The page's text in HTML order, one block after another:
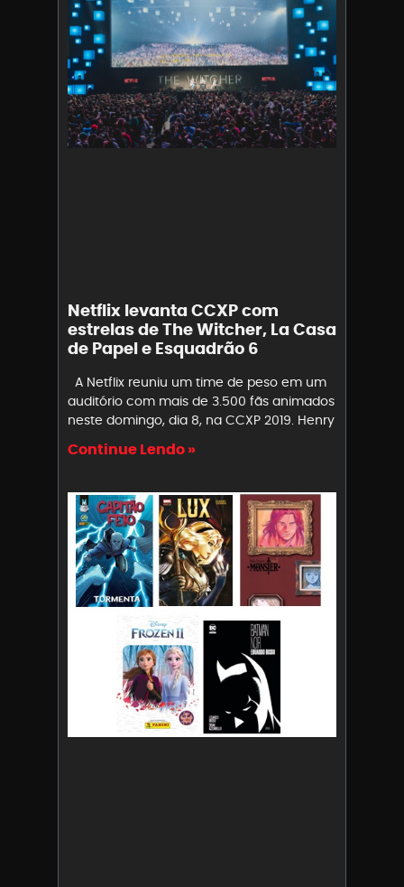
Netflix levanta CCXP com
estrelas de The Witcher, La Casa
de Papel e Esquadrão 6
A Netflix reuniu um time de peso em um
auditório com mais de 3.500 fãs animados
neste domingo, dia 8, na CCXP 2019. Henry
Continue Lendo »